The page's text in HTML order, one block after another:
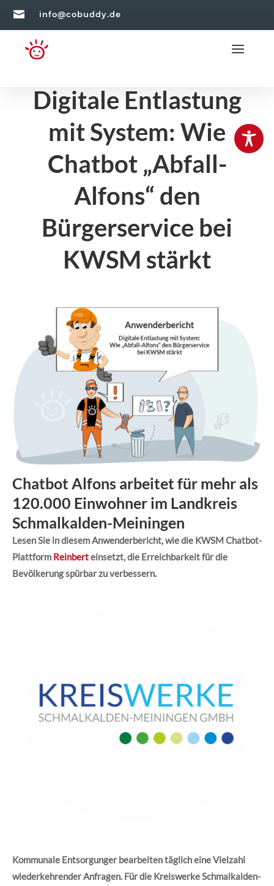
 info@cobuddy.de
Digitale Entlastung
mit System: Wie
Chatbot „Abfall-
Alfons“ den
Bürgerservice bei
KWSM stärkt
Chatbot Alfons arbeitet für mehr als
120.000 Einwohner im Landkreis
Schmalkalden-Meiningen
Lesen Sie in diesem Anwenderbericht, wie die KWSM Chatbot-
Plattform Reinberteinsetzt, die Erreichbarkeit für die
Bevölkerung spürbar zu verbessern.
Kommunale Entsorgunger bearbeiten täglich eine Vielzahl
wiederkehrender Anfragen. Für die Kreiswerke Schmalkalden-